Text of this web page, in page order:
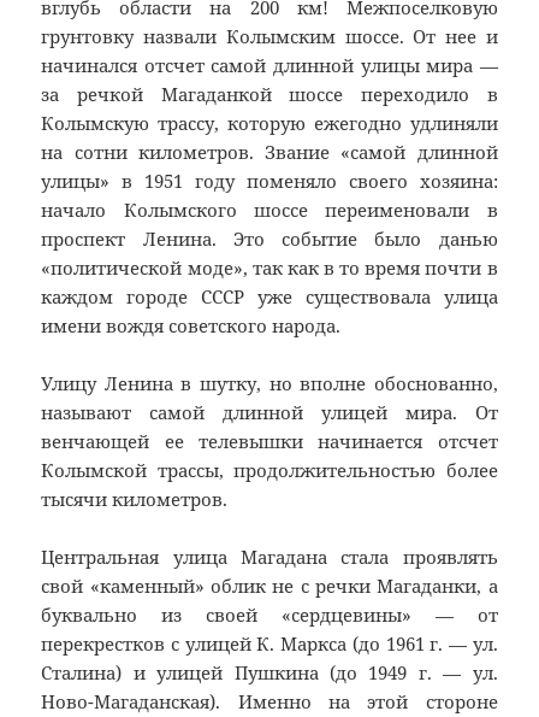
вглубь области на 200 км! Межпоселковую
грунтовку назвали Колымским шоссе. От нее и
начинался отсчет самой длинной улицы мира —
за речкой Магаданкой шоссе переходило в
Колымскую трассу, которую ежегодно удлиняли
на сотни километров. Звание «самой длинной
улицы» в 1951 году поменяло своего хозяина:
начало Колымского шоссе переименовали в
проспект Ленина. Это событие было данью
«политической моде», так как в то время почти в
каждом городе СССР уже существовала улица
имени вождя советского народа.
Улицу Ленина в шутку, но вполне обоснованно,
называют самой длинной улицей мира. От
венчающей ее телевышки начинается отсчет
Колымской трассы, продолжительностью более
тысячи километров.
Центральная улица Магадана стала проявлять
свой «каменный» облик не с речки Магаданки, а
буквально из своей «сердцевины» — от
перекрестков с улицей К. Маркса (до 1961 г. — ул.
Сталина) и улицей Пушкина (до 1949 г. — ул.
Ново-Магаданская). Именно на этой стороне